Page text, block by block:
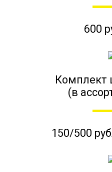
600
Комплект
(в
150/500